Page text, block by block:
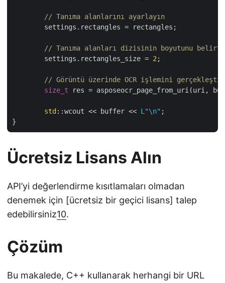
// Tanıma alanlarını ayarlayın
// Tanıma alanları dizisinin boyutunu
	settings.rectangles_size =
2 ;
// Görüntü üzerinde OCR işlemini
size_t res = asposeocr_page_from_uri(uri,
std ::wcout << buffer << L"\n" ;
Ücretsiz Lisans Alın
API’yi değerlendirme kısıtlamaları olmadan
denemek için [ücretsiz bir geçici lisans] talep
edebilirsiniz10.
Çözüm
Bu makalede, C++ kullanarak herhangi bir URL